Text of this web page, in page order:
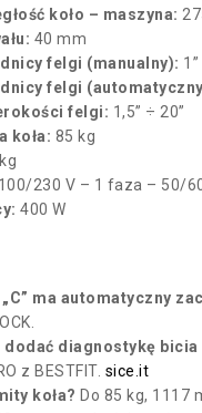
koło – maszyna:
40 mm
felgi (manualny):
felgi
felgi: 1,5” ÷ 20”
koła: 85 kg
100/230 V – 1 faza – 50/
400 W
ma automatyczny
dodać diagnostykę bicia
z BESTFIT. sice.it
koła? Do 85 kg, 1117